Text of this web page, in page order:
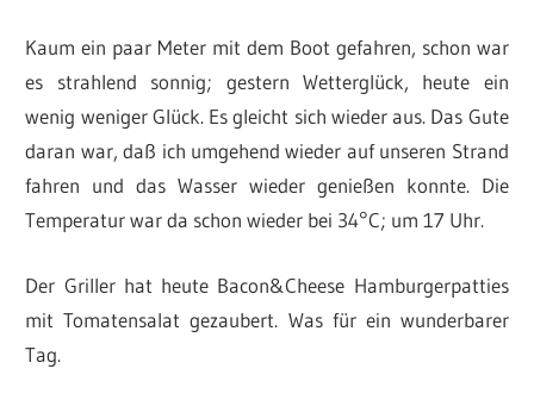
Kaum ein paar Meter mit dem Boot gefahren, schon war
es strahlend sonnig; gestern Wetterglück, heute ein
wenig weniger Glück. Es gleicht sich wieder aus. Das Gute
daran war, daß ich umgehend wieder auf unseren Strand
fahren und das Wasser wieder genießen konnte. Die
Temperatur war da schon wieder bei 34°C; um 17 Uhr.
Der Griller hat heute Bacon&Cheese Hamburgerpatties
mit Tomatensalat gezaubert. Was für ein wunderbarer
Tag.